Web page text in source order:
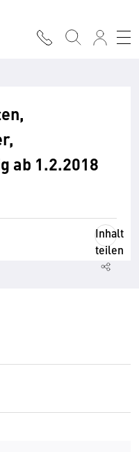
ab 1.2.2018
Inhalt
teilen